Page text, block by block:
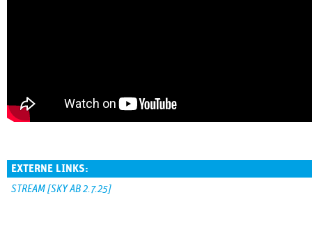
EXTERNE LINKS:
STREAM [SKY AB 2.7.25]